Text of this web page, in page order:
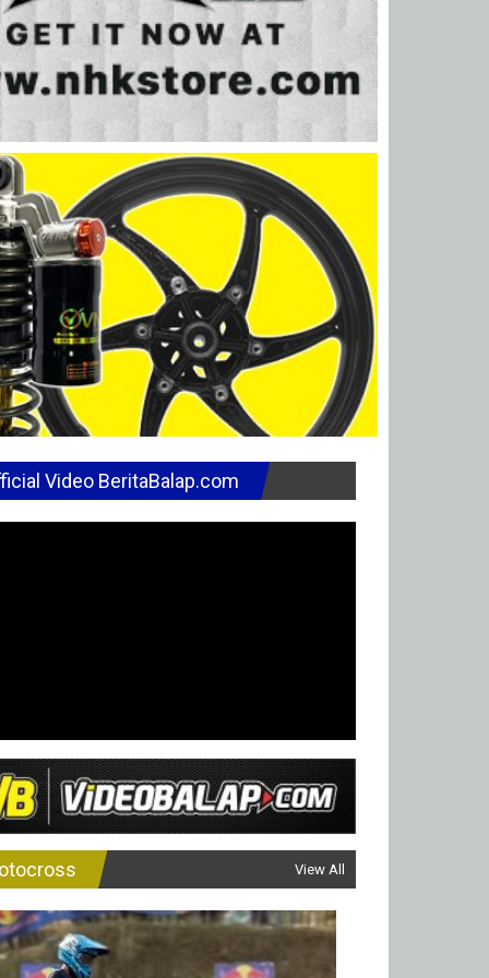
Video BeritaBalap.com
View All